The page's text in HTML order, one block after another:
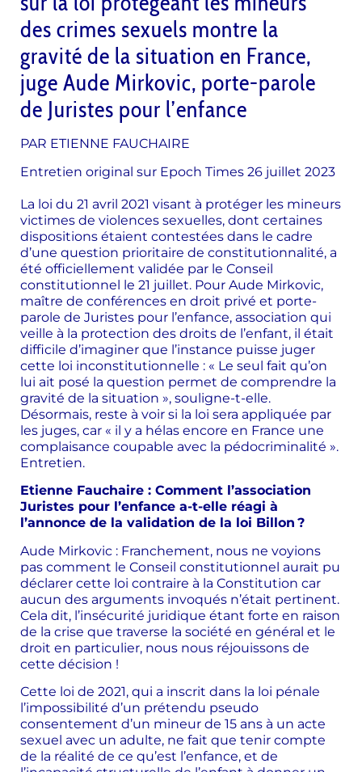
des crimes sexuels montre la
gravité de la situation en France,
juge Aude Mirkovic, porte-parole
de Juristes pour l’enfance
PAR ETIENNE FAUCHAIRE
Entretien original sur Epoch Times 26 juillet 2023
La loi du 21 avril 2021 visant à protéger les mineurs
victimes de violences sexuelles, dont certaines
dispositions étaient contestées dans le cadre
d’une question prioritaire de constitutionnalité, a
été officiellement validée par le Conseil
constitutionnel le 21 juillet. Pour Aude Mirkovic,
maître de conférences en droit privé et porte-
parole de Juristes pour l’enfance, association qui
veille à la protection des droits de l’enfant, il était
difficile d’imaginer que l’instance puisse juger
cette loi inconstitutionnelle : « Le seul fait qu’on
lui ait posé la question permet de comprendre la
gravité de la situation », souligne-t-elle.
Désormais, reste à voir si la loi sera appliquée par
les juges, car « il y a hélas encore en France une
complaisance coupable avec la pédocriminalité ».
Entretien.
Etienne Fauchaire : Comment l’association
Juristes pour l’enfance a-t-elle réagi à
l’annonce de la validation de la loi Billon ?
Aude Mirkovic : Franchement, nous ne voyions
pas comment le Conseil constitutionnel aurait pu
déclarer cette loi contraire à la Constitution car
aucun des arguments invoqués n’était pertinent.
Cela dit, l’insécurité juridique étant forte en raison
de la crise que traverse la société en général et le
droit en particulier, nous nous réjouissons de
cette décision !
Cette loi de 2021, qui a inscrit dans la loi pénale
l’impossibilité d’un prétendu pseudo
consentement d’un mineur de 15 ans à un acte
sexuel avec un adulte, ne fait que tenir compte
de la réalité de ce qu’est l’enfance, et de